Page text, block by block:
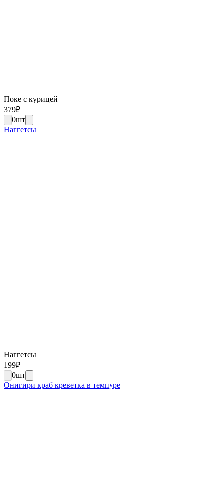
Поке с курицей
379₽
0шт
Наггетсы
Наггетсы
199₽
0шт
Онигири краб креветка в темпуре